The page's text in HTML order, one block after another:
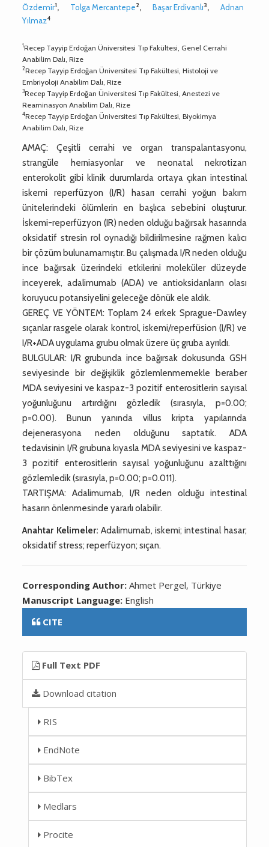
Özdemir1, Tolga Mercantepe2, Başar Erdivanlı3,
Adnan
Yılmaz4
1Recep Tayyip Erdoğan Üniversitesi Tıp Fakültesi, Genel Cerrahi
Anabilim Dalı, Rize
2Recep Tayyip Erdoğan Üniversitesi Tıp Fakültesi, Histoloji ve
Embriyoloji Anabilim Dalı, Rize
3Recep Tayyip Erdoğan Üniversitesi Tıp Fakültesi, Anestezi ve
Reaminasyon Anabilim Dalı, Rize
4Recep Tayyip Erdoğan Üniversitesi Tıp Fakültesi, Biyokimya
Anabilim Dalı, Rize
AMAÇ: Çeşitli cerrahi ve organ transpalantasyonu,
strangüle herniasyonlar ve neonatal nekrotizan
enterokolit gibi klinik durumlarda ortaya çıkan intestinal
iskemi reperfüzyon (I/R) hasarı cerrahi yoğun bakım
ünitelerindeki ölümlerin en başlıca sebebini oluşturur.
İskemi-reperfüzyon (IR) neden olduğu bağırsak hasarında
oksidatif stresin rol oynadığı bildirilmesine rağmen kalıcı
bir çözüm bulunamamıştır. Bu çalışmada I/R neden olduğu
ince bağırsak üzerindeki etkilerini moleküler düzeyde
inceyerek, adalimumab (ADA) ve antioksidanların olası
koruyucu potansiyelini geleceğe dönük ele aldık.
GEREÇ VE YÖNTEM: Toplam 24 erkek Sprague-Dawley
sıçanlar rasgele olarak kontrol, iskemi/reperfüsion (I/R) ve
I/R+ADA uygulama grubu olmak üzere üç gruba ayrıldı.
BULGULAR: I/R grubunda ince bağırsak dokusunda GSH
seviyesinde bir değişiklik gözlemlenmemekle beraber
MDA seviyesini ve kaspaz-3 pozitif enterositlerin sayısal
yoğunluğunu artırdığını gözledik (sırasıyla, p=0.00;
p=0.00). Bunun yanında villus kripta yapılarında
dejenerasyona neden olduğunu saptatık. ADA
tedavisinin I/R grubuna kıyasla MDA seviyesini ve kaspaz-
3 pozitif enterositlerin sayısal yoğunluğunu azalttığını
gözlemledik (sırasıyla, p=0.00; p=0.011).
TARTIŞMA: Adalimumab, I/R neden olduğu intestinal
hasarın önlenmesinde yararlı olabilir.
Anahtar Kelimeler: Adalimumab, iskemi; intestinal hasar;
oksidatif stress; reperfüzyon; sıçan.
Corresponding Author:Ahmet Pergel, Türkiye
Manuscript Language: English
CITE
Full Text PDF
Download citation
RIS
EndNote
BibTex
Medlars
Procite